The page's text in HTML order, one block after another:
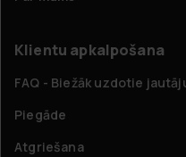
Klientu apkalpošana
FAQ - Biežāk uzdotie
Piegāde
Atgriešana